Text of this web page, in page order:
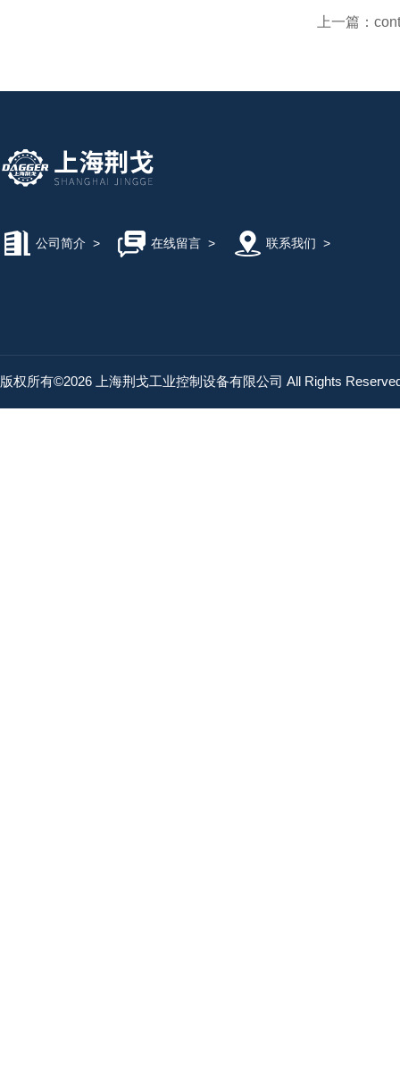
上一篇：
公司简介 > 在线留言> 联系我们 >
版权所有©2026 上海荆戈工业控制设备有限公司 All Rights